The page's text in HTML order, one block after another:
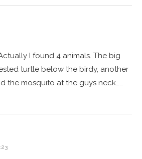
I found 4 animals. The big
turtle below the birdy, another
the mosquito at the guys neck……